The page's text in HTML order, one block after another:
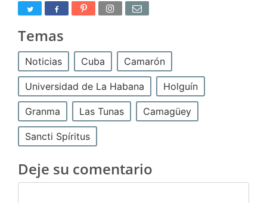
Temas
Noticias Cuba Camarón
Universidad de La Habana Holguín
Granma Las Tunas Camagüey
Sancti Spíritus
Deje su comentario